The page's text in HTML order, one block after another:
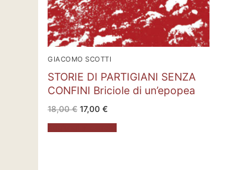
GIACOMO SCOTTI
STORIE DI PARTIGIANI SENZA
CONFINI Briciole di un’epopea
18,00€ Il
prezzo
originale
era:
17,00 €Il
attuale
è: